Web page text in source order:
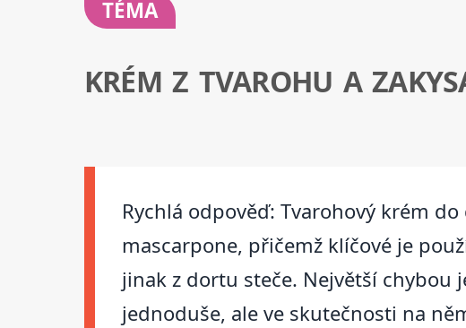
TÉMA
KRÉM Z TVAROHU A
Rychlá odpověď: Tvarohový krém
mascarpone, přičemž klíčové je
jinak z dortu steče. Největší chybou
jednoduše, ale ve skutečnosti na